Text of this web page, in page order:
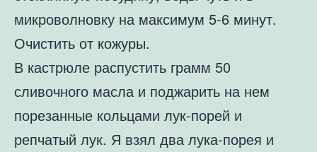
микроволновку на максимум 5-6 минут.
Очистить от кожуры.
В кастрюле распустить грамм 50
сливочного масла и поджарить на нем
порезанные кольцами лук-порей и
репчатый лук. Я взял два лука-порея и